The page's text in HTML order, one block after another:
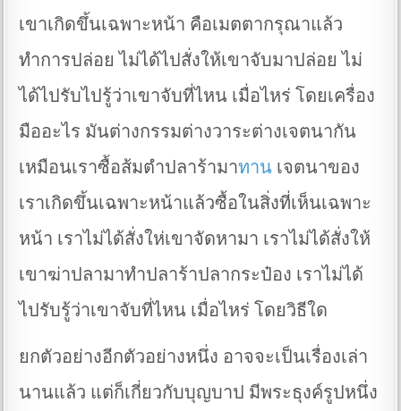
เขาเกิดขึ้นเฉพาะหน้า คือเมตตากรุณาแล้ว
ทำการปล่อย ไม่ได้ไปสั่งให้เขาจับมาปล่อย ไม่
ได้ไปรับไปรู้ว่าเขาจับที่ไหน เมื่อไหร่ โดยเครื่อง
มืออะไร มันต่างกรรมต่างวาระต่างเจตนากัน
เหมือนเราซื้อส้มตำปลาร้ามาทาน เจตนาของ
เราเกิดขึ้นเฉพาะหน้าแล้วซื้อในสิ่งที่เห็นเฉพาะ
หน้า เราไม่ได้สั่งให่เขาจัดหามา เราไม่ได้สั่งให้
เขาฆ่าปลามาทำปลาร้าปลากระป๋อง เราไม่ได้
ไปรับรู้ว่าเขาจับที่ไหน เมื่อไหร่ โดยวิธีใด
ยกตัวอย่างอีกตัวอย่างหนึ่ง อาจจะเป็นเรื่องเล่า
นานแล้ว แต่ก็เกี่ยวกับบุญบาป มีพระธุงค์รูปหนึ่ง